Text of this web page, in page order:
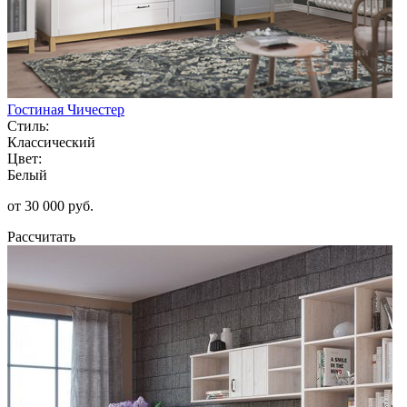
Гостиная Чичестер
Стиль:
Классический
Цвет:
Белый
от 30 000 руб.
Рассчитать